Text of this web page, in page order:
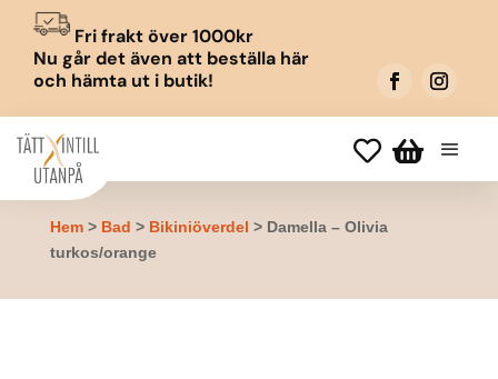
Fri frakt över 1000kr
Nu går det även att beställa här
och hämta ut i butik!
 
Hem> Bad > Bikiniöverdel > Damella – Olivia
turkos/orange